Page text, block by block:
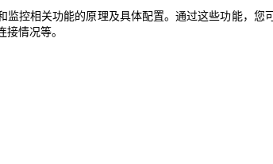
监控相关功能的原理及具体配置。通过这些功能，
情况等。